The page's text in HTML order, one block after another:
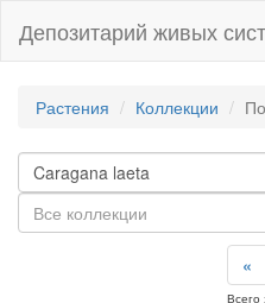
Депозитарий живых
Растения Коллекции
Все коллекции
«
Всего